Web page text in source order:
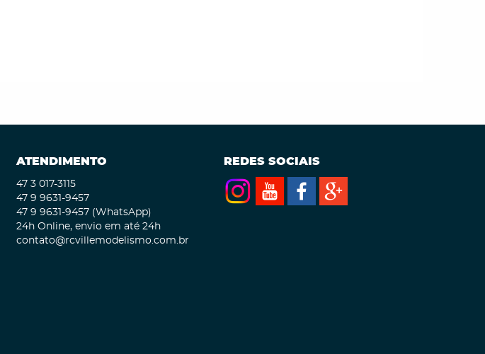
ATENDIMENTO
47 3 017-3115
47 9 9631-9457
47 9 9631-9457 (WhatsApp)
24h Online, envio em até 24h
contato@rcvillemodelismo.com.br
REDES SOCIAIS